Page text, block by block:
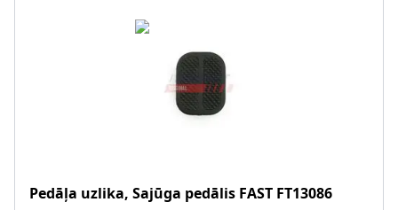
Pedāļa uzlika, Sajūga pedālis FAST FT13086